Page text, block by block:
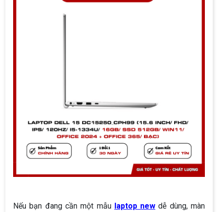
Nếu bạn đang cần một mẫu laptop new dễ dùng, màn